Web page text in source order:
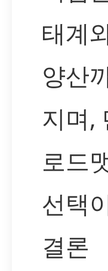
태계
양산
지며,
로드
선택
결론